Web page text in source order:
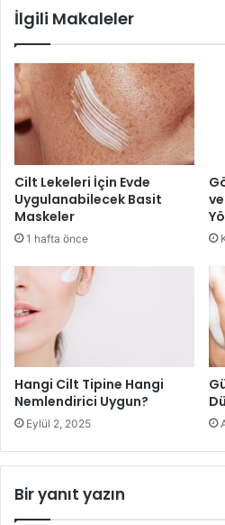
Zengin bir vitamin, yağ asidi ve
zeytinyağı ince çizgileri,
belirtilerini önlemeye yardımcı
cilt hücrelerinin yenilenmesini
Zeytinyağı ayrıca cildin
doymamış yağ asitleri içerir. Bu
kullanmak kollajen üretimini
olarak size yumuşak ve dolgun
Yaşlanma karşıtı zeytinyağlı
Zeytinyağı – 1 yemek kaşığı
İlgili Makaleler
Cilt Lekeleri İçin Evde
Uygulanabilecek Basit
Maskeler
1 hafta önce
Hangi Cilt Tipine Hangi
Nemlendirici Uygun?
Eylül 2, 2025
Bir yanıt yazın